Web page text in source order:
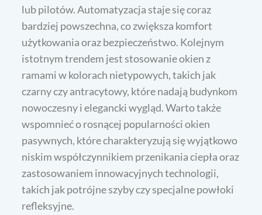
lub pilotów. Automatyzacja staje się coraz
bardziej powszechna, co zwiększa komfort
użytkowania oraz bezpieczeństwo. Kolejnym
istotnym trendem jest stosowanie okien z
ramami w kolorach nietypowych, takich jak
czarny czy antracytowy, które nadają budynkom
nowoczesny i elegancki wygląd. Warto także
wspomnieć o rosnącej popularności okien
pasywnych, które charakteryzują się wyjątkowo
niskim współczynnikiem przenikania ciepła oraz
zastosowaniem innowacyjnych technologii,
takich jak potrójne szyby czy specjalne powłoki
refleksyjne.